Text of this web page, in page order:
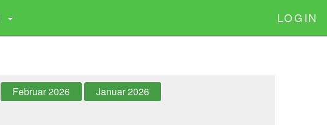
LOGIN
Februar 2026 Januar 2026